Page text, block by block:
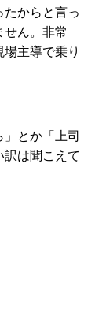
たからと言っ
せん。非常
主導で乗り
とか「上司
は聞こえて